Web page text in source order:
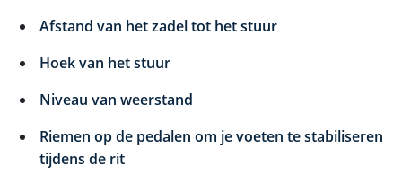
Afstand van het zadel tot het stuur
Hoek van het stuur
Niveau van weerstand
Riemen op de pedalen om je voeten te stabiliseren
tijdens de rit